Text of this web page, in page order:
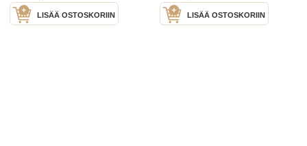
LISÄÄ OSTOSKORIIN LISÄÄ OSTOSKORIIN